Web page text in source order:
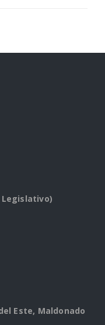
Legislativo)
Este, Maldonado